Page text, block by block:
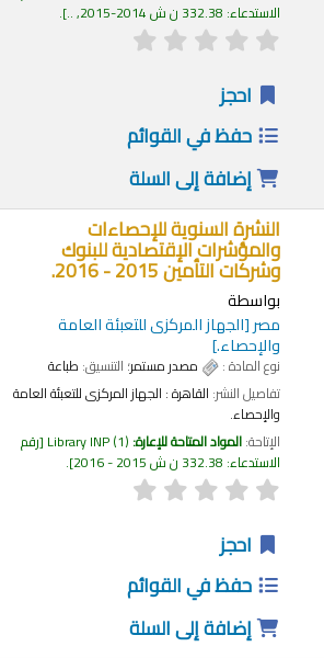
الاستدعاء:332.38 ن ش 2014-2015, .. .
احجز
حفظ في القوائم
إضافة إلى السلة
النشرة السنوية للإحصاءات
والمؤشرات الإقتصادية للبنوك
وشركات التأمين 2015 - 2016.
بواسطة
مصر[الجهاز المركزى للتعبئة العامة
والإحصاء.]
نوع المادة : مصدر مستمر؛ التنسيق:طباعة
تفاصيل النشر:القاهرة : الجهاز المركزى للتعبئة العامة
والإحصاء.
الإتاحة:المواد المتاحة للإعارة: Library INP(1)
رقم
الاستدعاء:332.38 ن ش 2015 - 2016 .
احجز
حفظ في القوائم
إضافة إلى السلة